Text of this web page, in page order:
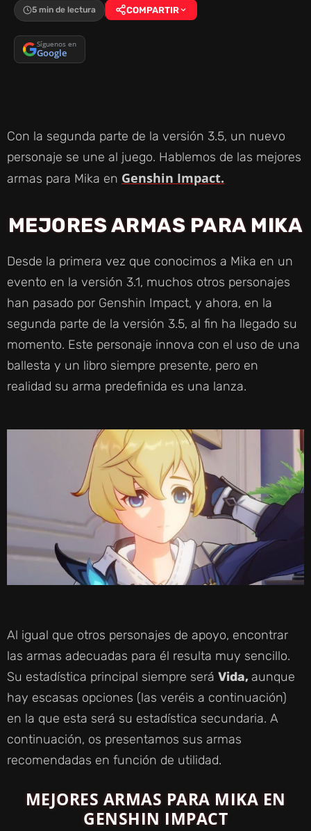
5 min de lectura COMPARTIR
Síguenos en
Google
Con la segunda parte de la versión 3.5, un nuevo
personaje se une al juego. Hablemos de las mejores
armas para Mika en Genshin Impact.
MEJORES ARMAS PARA MIKA
Desde la primera vez que conocimos a Mika en un
evento en la versión 3.1, muchos otros personajes
han pasado por Genshin Impact, y ahora, en la
segunda parte de la versión 3.5, al fin ha llegado su
momento. Este personaje innova con el uso de una
ballesta y un libro siempre presente, pero en
realidad su arma predefinida es una lanza.
Al igual que otros personajes de apoyo, encontrar
las armas adecuadas para él resulta muy sencillo.
Su estadística principal siempre será Vida,aunque
hay escasas opciones (las veréis a continuación)
en la que esta será su estadística secundaria. A
continuación, os presentamos sus armas
recomendadas en función de utilidad.
MEJORES ARMAS PARA MIKA EN
GENSHIN IMPACT